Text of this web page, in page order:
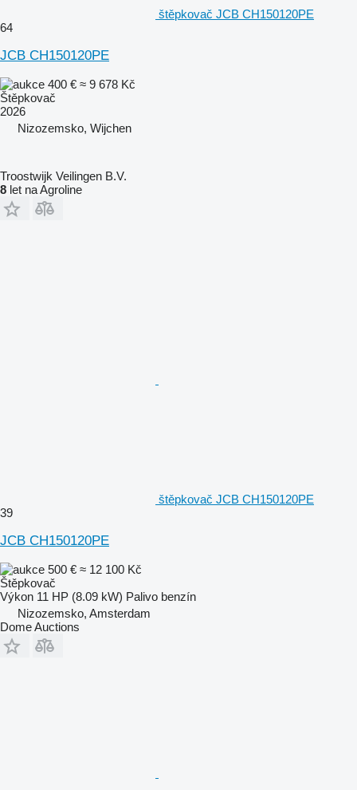
štěpkovač JCB CH150120PE
64
JCB CH150120PE
400 € ≈ 9 678 Kč
Štěpkovač
2026
Nizozemsko, Wijchen
Troostwijk Veilingen B.V.
8 let na Agroline
štěpkovač JCB CH150120PE
39
JCB CH150120PE
500 € ≈ 12 100 Kč
Štěpkovač
Výkon 11 HP (8.09 kW) Palivo benzín
Nizozemsko, Amsterdam
Dome Auctions